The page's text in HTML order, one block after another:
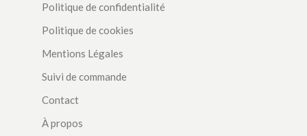
Politique de confidentialité
Politique de cookies
Mentions Légales
Suivi de commande
Contact
À propos